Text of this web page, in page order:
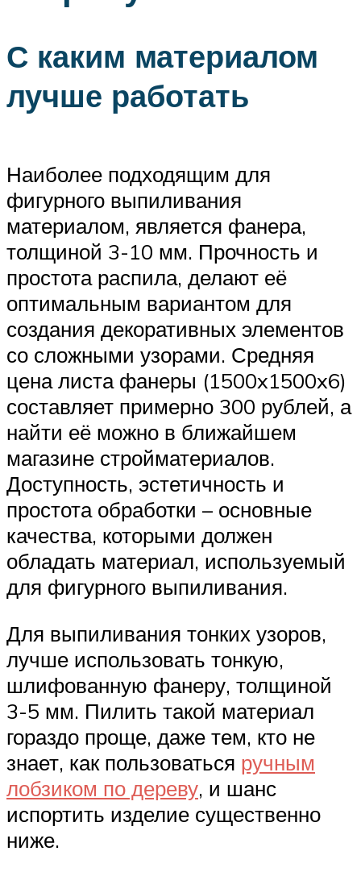
С каким материалом
лучше работать
Наиболее подходящим для
фигурного выпиливания
материалом, является фанера,
толщиной 3-10 мм. Прочность и
простота распила, делают её
оптимальным вариантом для
создания декоративных элементов
со сложными узорами. Средняя
цена листа фанеры (1500x1500x6)
составляет примерно 300 рублей, а
найти её можно в ближайшем
магазине стройматериалов.
Доступность, эстетичность и
простота обработки – основные
качества, которыми должен
обладать материал, используемый
для фигурного выпиливания.
Для выпиливания тонких узоров,
лучше использовать тонкую,
шлифованную фанеру, толщиной
3-5 мм. Пилить такой материал
гораздо проще, даже тем, кто не
знает, как пользоваться ручным
лобзиком по дереву, и шанс
испортить изделие существенно
ниже.